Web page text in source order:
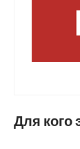
Патология/
Для кого